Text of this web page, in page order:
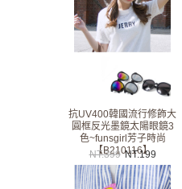
抗UV400韓國流行修飾大
圓框反光墨鏡太陽眼鏡3
色~funsgirl芳子時尚
【B210116】
NT.399 NT.199